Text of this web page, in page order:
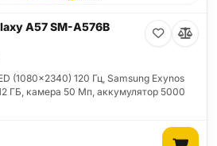
A57 SM-A576B
(1080x2340) 120 Гц, Samsung Exynos
ГБ, камера 50 Мп, аккумулятор 5000